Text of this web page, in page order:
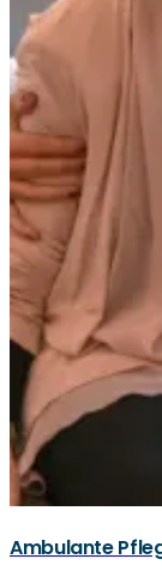
Ambulante